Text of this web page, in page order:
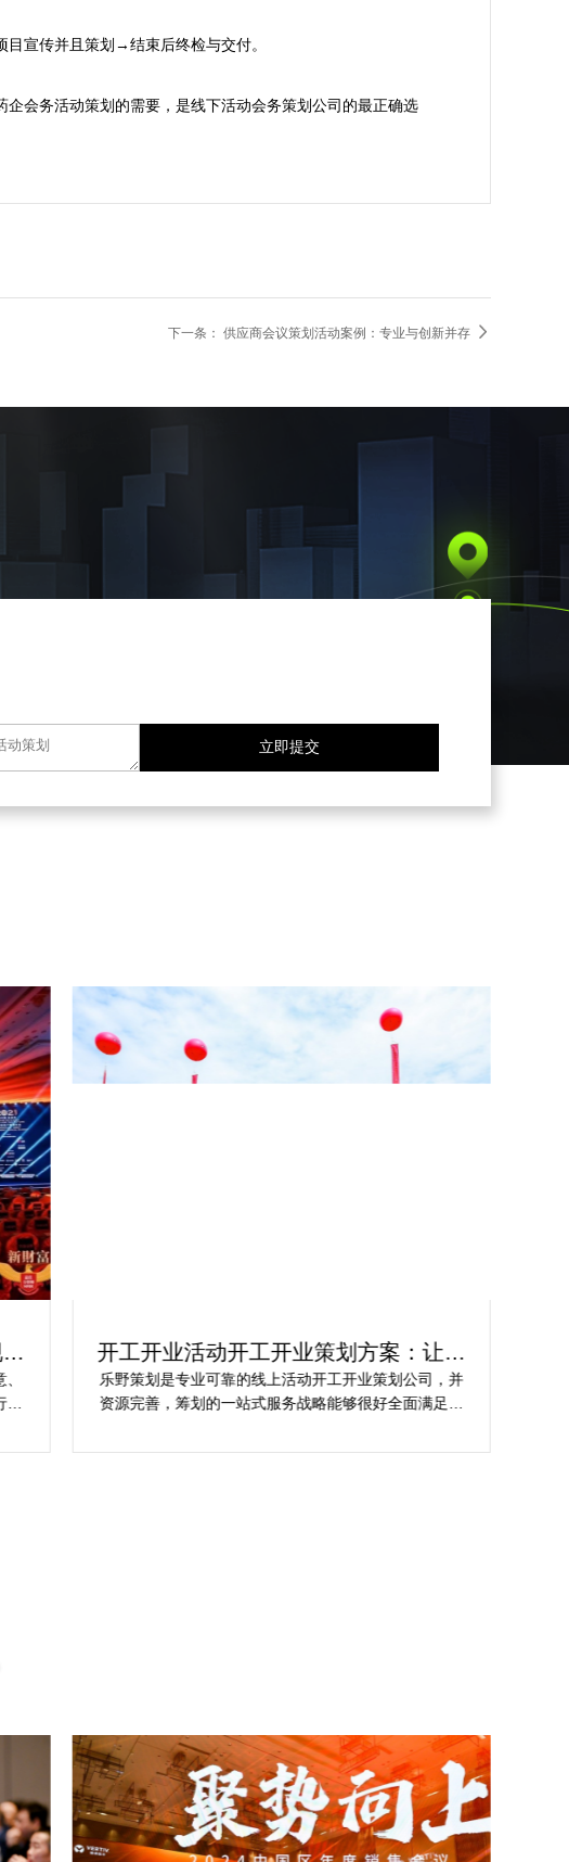
宣传并且策划→结束后终检与交付。
会务活动策划的需要，是线下活动会务策划公司的最正确选
下一条： 供应商会议策划活动案例：专业与创新并存 
开工开业活动开工开业策划方案：让你
的活动与众不同
乐野策划是专业可靠的线上活动开工开业策划公司，并
资源完善，筹划的一站式服务战略能够很好全面满足我
场开工开业活动策划，预备推荐给须要寻觅线上活动开